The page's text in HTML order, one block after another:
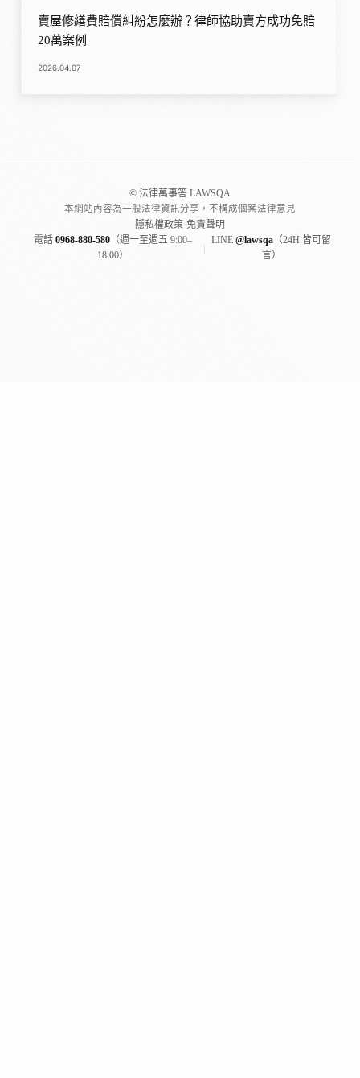
賣屋修繕費賠償糾紛怎麼辦？律師協助賣方成功免賠
20萬案例
2026.04.07
© 法律萬事答 LAWSQA
本網站內容為一般法律資訊分享，不構成個案法律意見
隱私權政策·免責聲明
電話0968-880-580 （週一至週五 9:00–
18:00）
LINE@lawsqa （24H 皆可留
言）